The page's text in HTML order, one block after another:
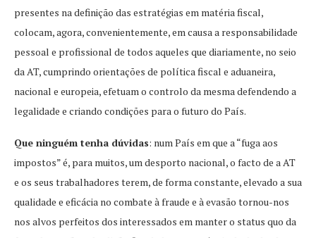
presentes na definição das estratégias em matéria fiscal,
colocam, agora, convenientemente, em causa a responsabilidade
pessoal e profissional de todos aqueles que diariamente, no seio
da AT, cumprindo orientações de política fiscal e aduaneira,
nacional e europeia, efetuam o controlo da mesma defendendo a
legalidade e criando condições para o futuro do País.
Que ninguém tenha dúvidas: num País em que a “fuga aos
impostos” é, para muitos, um desporto nacional, o facto de a AT
e os seus trabalhadores terem, de forma constante, elevado a sua
qualidade e eficácia no combate à fraude e à evasão tornou-nos
nos alvos perfeitos dos interessados em manter o status quo da